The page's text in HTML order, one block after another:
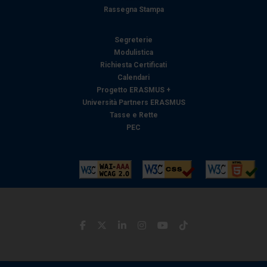
Rassegna Stampa
Segreterie
Modulistica
Richiesta Certificati
Calendari
Progetto ERASMUS +
Università Partners ERASMUS
Tasse e Rette
PEC